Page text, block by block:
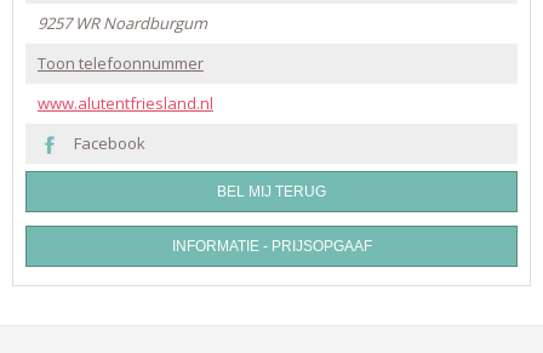
9257 WRNoardburgum
Toon telefoonnummer
www.alutentfriesland.nl
Facebook
BEL MIJ TERUG
INFORMATIE - PRIJSOPGAAF